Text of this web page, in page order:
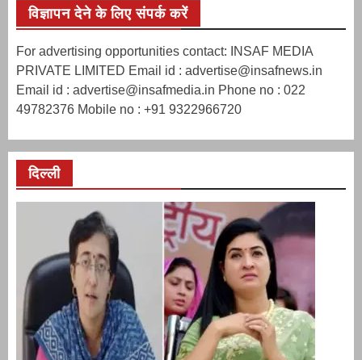
विज्ञापन देने के लिए संपर्क करें
For advertising opportunities contact: INSAF MEDIA
PRIVATE LIMITED Email id : advertise@insafnews.in
Email id : advertise@insafmedia.in Phone no : 022
49782376 Mobile no : +91 9322966720
दिल्ली